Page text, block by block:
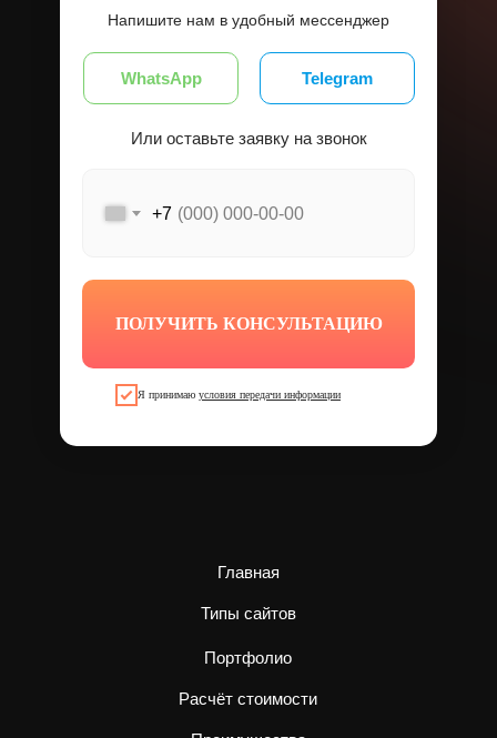
Напишите нам в удобный мессенджер
Telegram
Или оставьте заявку на звонок
WhatsApp
Я принимаю условия передачи информации
+7
ПОЛУЧИТЬ КОНСУЛЬТАЦИЮ
Типы сайтов
Портфолио
Расчёт стоимости
Главная